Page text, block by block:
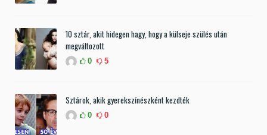
10 sztár, akit hidegen hagy, hogy a külseje szülés után
megváltozott
0 5
Sztárok, akik gyerekszínészként kezdték
0 0